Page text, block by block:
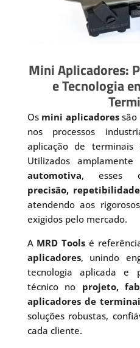
Mini Aplicadores:
e Tecnologia
Os mini aplicadoressão
nos processos
aplicação de terminais
Utilizados
automotiva, esses
precisão,
atendendo aos
exigidos pelo mercado.
A MRD Tools é
aplicadores, unindo
tecnologia aplicada e
técnico no projeto,
aplicadores de
soluções robustas,
cada cliente.